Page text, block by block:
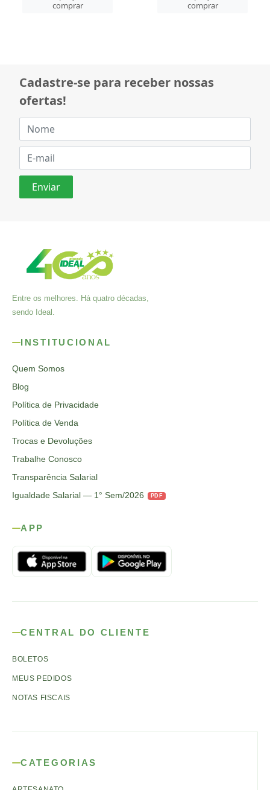
comprar
comprar
Cadastre-se para receber nossas
ofertas!
Entre os melhores. Há quatro décadas,
sendo Ideal.
INSTITUCIONAL
Quem Somos
Blog
Política de Privacidade
Política de Venda
Trocas e Devoluções
Trabalhe Conosco
Transparência Salarial
Igualdade Salarial — 1° Sem/2026
PDF
APP
CENTRAL DO CLIENTE
BOLETOS
MEUS PEDIDOS
NOTAS FISCAIS
CATEGORIAS